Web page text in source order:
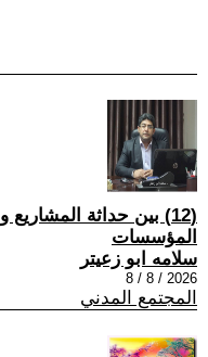
(12) بين حداثة
المؤسسات
سلامه ابو زعيتر
2026 / 8 / 8
المجتمع المدني